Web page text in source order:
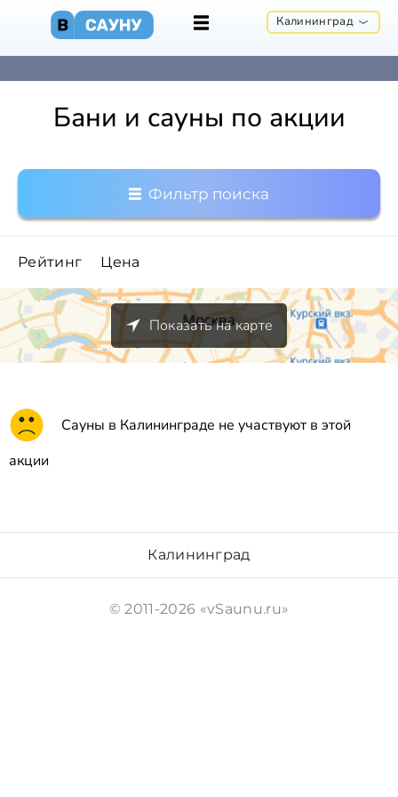
Калининград
Бани и сауны по акции
Фильтр поиска
Рейтинг Цена
Показать на карте
Сауны в Калининграде не участвуют в этой
акции
Калининград
© 2011-2026 «vSaunu.ru»